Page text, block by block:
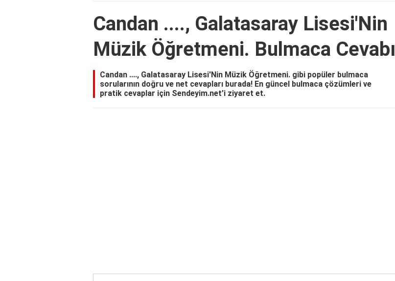
Candan ...., Galatasaray Lisesi'Nin
Müzik Öğretmeni. Bulmaca Cevabı
Candan ...., Galatasaray Lisesi'Nin Müzik Öğretmeni. gibi popüler bulmaca
sorularının doğru ve net cevapları burada! En güncel bulmaca çözümleri ve
pratik cevaplar için Sendeyim.net’i ziyaret et.